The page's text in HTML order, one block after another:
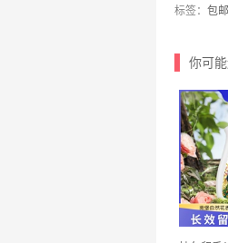
标签： 包邮
你可